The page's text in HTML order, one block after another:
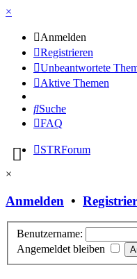
×
Anmelden
Registrieren
Unbeantwortete
Aktive Themen
Suche
FAQ
STRForum
×
Anmelden •
Benutzername:
Angemeldet bleiben